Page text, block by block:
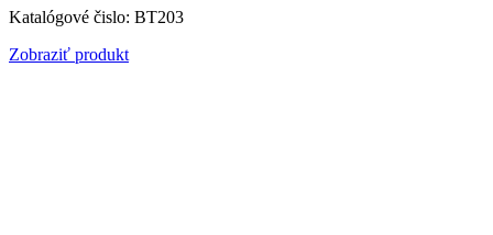
Katalógové čislo: BT203
Zobraziť produkt